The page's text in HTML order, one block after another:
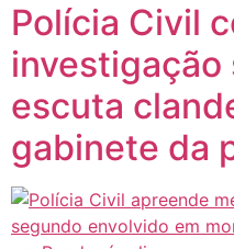
Polícia Civil
investigação
escuta
gabinete da